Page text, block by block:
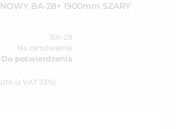
BA-28+ 1900mm SZARY
BA-28
Na zamówienie
Do potwierdzenia
(z VAT 23%)